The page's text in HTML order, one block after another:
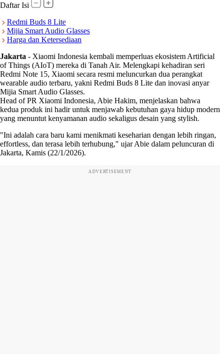
Daftar Isi
Redmi Buds 8 Lite
Mijia Smart Audio Glasses
Harga dan Ketersediaan
Jakarta - Xiaomi Indonesia kembali memperluas ekosistem Artificial
of Things (AIoT) mereka di Tanah Air. Melengkapi kehadiran seri
Redmi Note 15, Xiaomi secara resmi meluncurkan dua perangkat
wearable audio terbaru, yakni Redmi Buds 8 Lite dan inovasi anyar
Mijia Smart Audio Glasses.
Head of PR Xiaomi Indonesia, Abie Hakim, menjelaskan bahwa
kedua produk ini hadir untuk menjawab kebutuhan gaya hidup modern
yang menuntut kenyamanan audio sekaligus desain yang stylish.
"Ini adalah cara baru kami menikmati keseharian dengan lebih ringan,
effortless, dan terasa lebih terhubung," ujar Abie dalam peluncuran di
Jakarta, Kamis (22/1/2026).
ADVERTISEMENT